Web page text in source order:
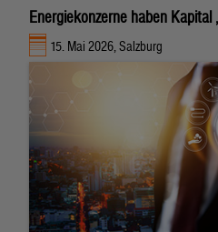
Energiekonzerne haben Kapital
15. Mai 2026, Salzburg